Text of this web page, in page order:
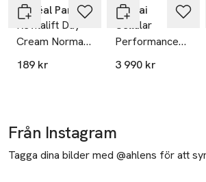
L'Oréal Paris
Revitalift Day
Cream Normal
to Combination
189 kr
Sensai
Cellular
Performance
Extra Intensive
3 990 kr
Från Instagram
Tagga dina bilder med @ahlens för att